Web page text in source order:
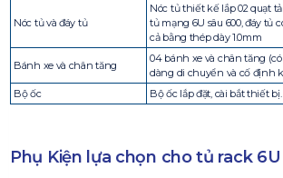
Nóc tủ và đáy tủ
Nóc tủ thiết kế lắp 02 quạt
tủ mạng 6U sâu 600, đáy tủ
cả bằng thép dày 1.0mm
Bánh xe và chân tăng
04 bánh xe và chân tăng
dàng di chuyển và cố định
Bộ ốc
Bộ ốc lắp đặt, cài bắt thiết bị.
Phụ Kiện lựa chọn cho tủ rack